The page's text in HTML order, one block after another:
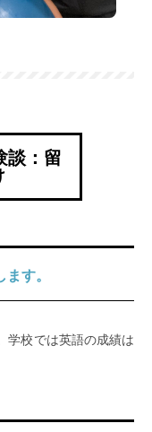
談：留
す。
学校では英語の成績は